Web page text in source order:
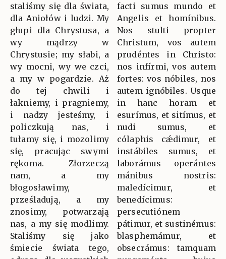
staliśmy się dla świata,
dla Aniołów i ludzi. My
głupi dla Chrystusa, a
wy mądrzy w
Chrystusie; my słabi, a
wy mocni, wy we czci,
a my w pogardzie. Aż
do tej chwili i
łakniemy, i pragniemy,
i nadzy jesteśmy, i
policzkują nas, i
tułamy się, i mozolimy
się, pracując swymi
rękoma. Złorzeczą
nam, a my
błogosławimy,
prześladują, a my
znosimy, potwarzają
nas, a my się modlimy.
Staliśmy się jako
śmiecie świata tego,
facti sumus mundo et
Angelis et homínibus.
Nos stulti propter
Christum, vos autem
prudéntes in Christo:
nos infírmi, vos autem
fortes: vos nóbiles, nos
autem ignóbiles. Usque
in hanc horam et
esurímus, et sitímus, et
nudi sumus, et
cólaphis cǽdimur, et
instábiles sumus, et
laborámus operántes
mánibus nostris:
maledícimur, et
benedícimus:
persecutiónem
pátimur, et sustinémus:
blasphemámur, et
obsecrámus: tamquam